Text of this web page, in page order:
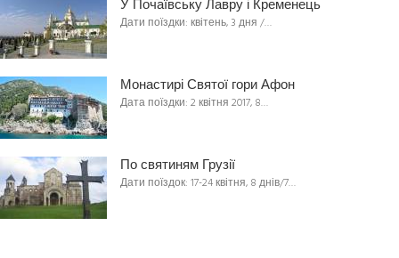
У Почаївську Лавру і Кременець
Дати поїздки: квітень, 3 дня /…
Монастирі Святої гори Афон
Дата поїздки: 2 квітня 2017, 8…
По святиням Грузії
Дати поїздок: 17-24 квітня, 8 днів/7…